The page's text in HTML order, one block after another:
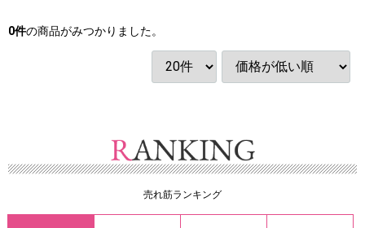
0件の商品がみつかりました。
売れ筋ランキング